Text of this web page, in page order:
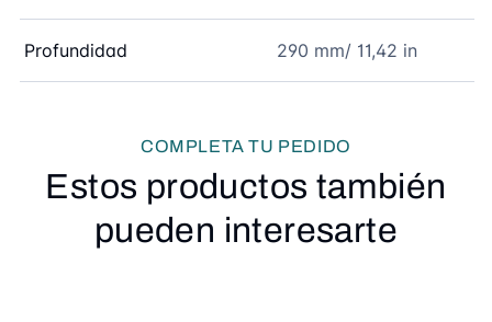
Profundidad 290 mm/ 11,42 in
COMPLETA TU PEDIDO
Estos productos también
pueden interesarte